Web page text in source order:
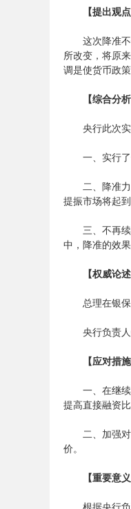
【提出观点
这次降准不仅
所改变，将原
调是使货币政
【综合分析
央行此次实
一、实行了全
二、降准力度
提振市场将起
三、不再续
中，降准的效
【权威论述
总理在银保监
央行负责人特
【应对措施
一、在继续实
提高直接融资
二、加强对货
价。
【重要意义